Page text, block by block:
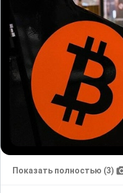
Показать полностью (3)